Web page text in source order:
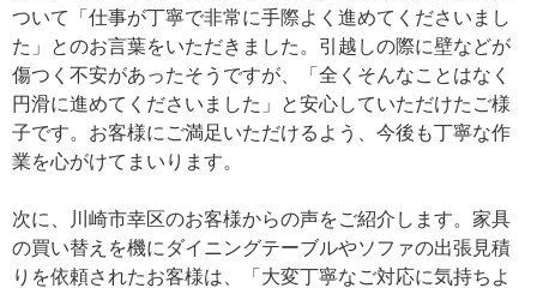
ついて「仕事が丁寧で非常に手際よく進めてくださいまし
た」とのお言葉をいただきました。引越しの際に壁などが
傷つく不安があったそうですが、「全くそんなことはなく
円滑に進めてくださいました」と安心していただけたご様
子です。お客様にご満足いただけるよう、今後も丁寧な作
業を心がけてまいります。
次に、川崎市幸区のお客様からの声をご紹介します。家具
の買い替えを機にダイニングテーブルやソファの出張見積
りを依頼されたお客様は、「大変丁寧なご対応に気持ちよ